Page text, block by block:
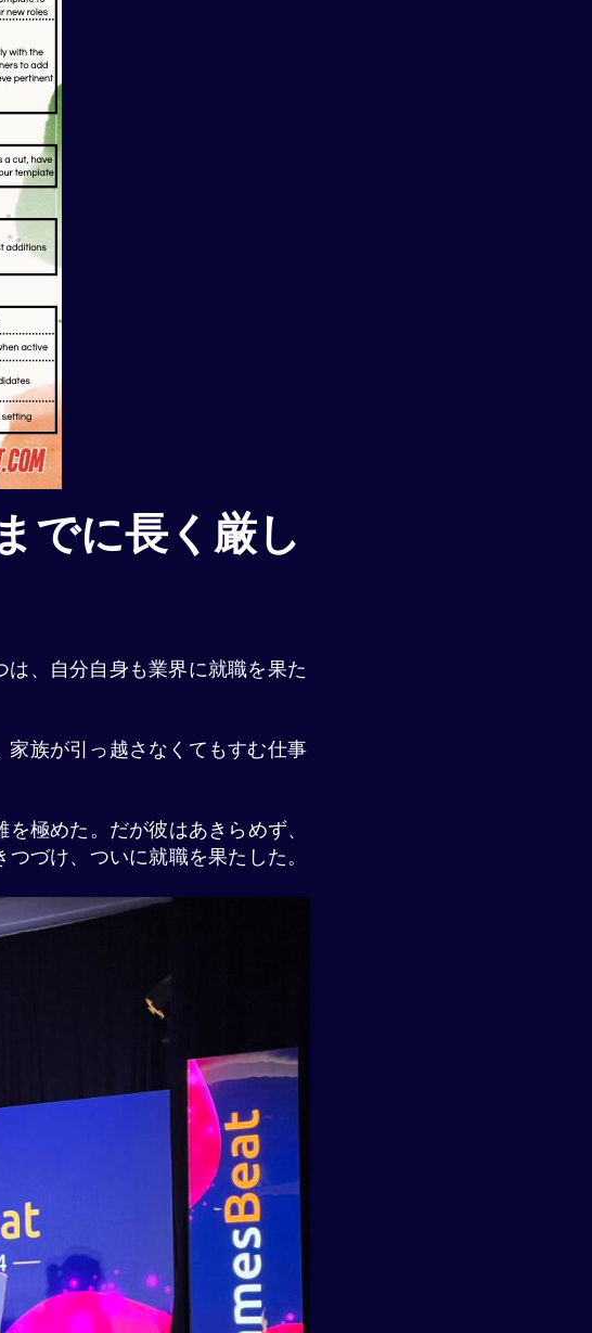
でに長く厳し
、自分自身も業界に就職を果た
族が引っ越さなくてもすむ仕事
極めた。だが彼はあきらめず、
づけ、ついに就職を果たした。